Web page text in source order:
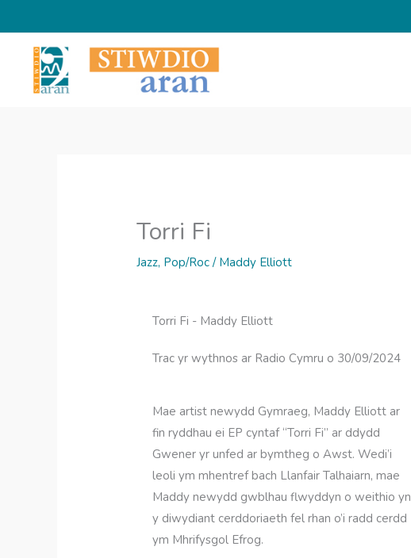
to
content
Torri Fi
Jazz, Pop/Roc / Maddy Elliott
Torri Fi - Maddy Elliott
Trac yr wythnos ar Radio Cymru o 30/09/2024
Mae artist newydd Gymraeg, Maddy Elliott ar
fin ryddhau ei EP cyntaf “Torri Fi” ar ddydd
Gwener yr unfed ar bymtheg o Awst. Wedi’i
leoli ym mhentref bach Llanfair Talhaiarn, mae
Maddy newydd gwblhau flwyddyn o weithio yn
y diwydiant cerddoriaeth fel rhan o’i radd cerdd
ym Mhrifysgol Efrog.